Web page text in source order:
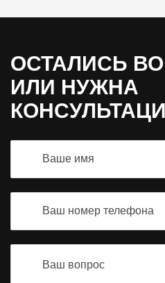
ОСТАЛИСЬ
ИЛИ НУЖНА